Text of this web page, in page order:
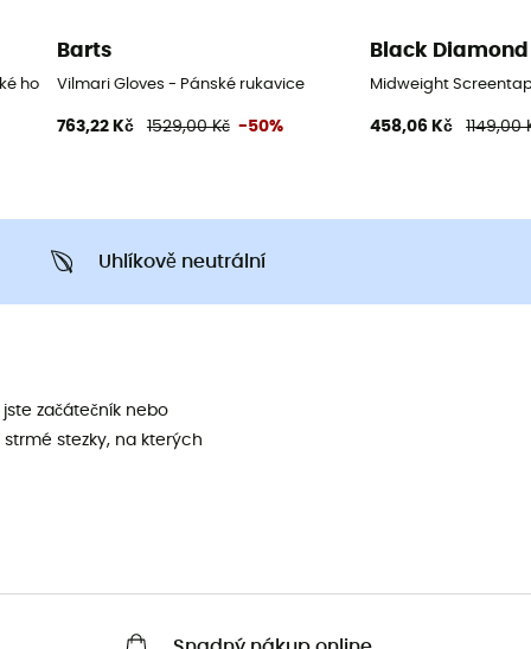
horolezecké rukavice
Barts
Vilmari Gloves - Pánské rukavice
763,22 Kč 1529,00 Kč -50%
Black Diamond
Midweight
458,06 Kč 1149,00
Uhlíkově neutrální
začátečník nebo
stezky, na kterých